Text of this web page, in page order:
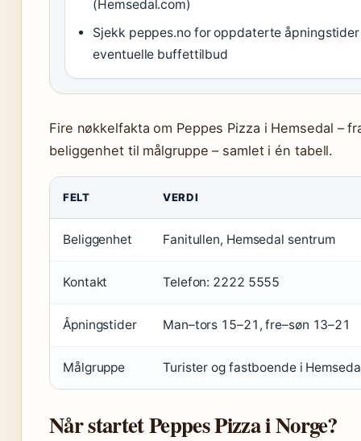
(Hemsedal.com)
Sjekk peppes.no for oppdaterte
eventuelle buffettilbud
Fire nøkkelfakta om Peppes Pizza i Hemsedal –
beliggenhet til målgruppe – samlet i én tabell.
FELT VERDI
Beliggenhet Fanitullen, Hemsedal sentrum
Kontakt Telefon: 2222 5555
Åpningstider Man–tors 15–21, fre–søn 13–21
Målgruppe Turister og fastboende i
Når startet Peppes Pizza i Norge?